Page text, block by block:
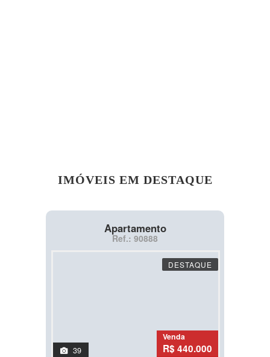
IMÓVEIS EM DESTAQUE
Apartamento
Ref.: 90888
DESTAQUE
39
Venda
R$ 440.000